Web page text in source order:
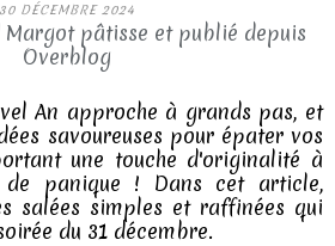
30 DÉCEMBRE 2024
Margot pâtisse et publié depuis
Overblog
An approche à grands pas, et
savoureuses pour épater vos
une touche d'originalité à
panique ! Dans cet article,
salées simples et raffinées qui
du 31 décembre.